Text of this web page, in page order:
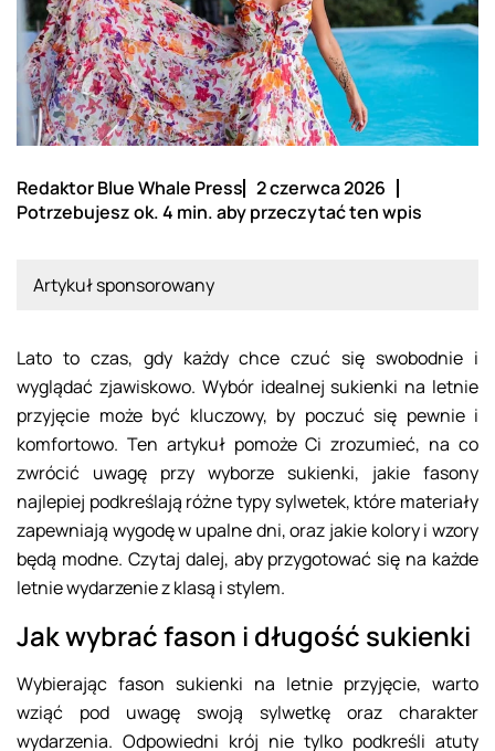
Redaktor Blue Whale Press 2 czerwca 2026
Potrzebujesz ok. 4 min. aby przeczytać ten wpis
Artykuł sponsorowany
Lato to czas, gdy każdy chce czuć się swobodnie i
wyglądać zjawiskowo. Wybór idealnej sukienki na letnie
przyjęcie może być kluczowy, by poczuć się pewnie i
komfortowo. Ten artykuł pomoże Ci zrozumieć, na co
zwrócić uwagę przy wyborze sukienki, jakie fasony
najlepiej podkreślają różne typy sylwetek, które materiały
zapewniają wygodę w upalne dni, oraz jakie kolory i wzory
będą modne. Czytaj dalej, aby przygotować się na każde
letnie wydarzenie z klasą i stylem.
Jak wybrać fason i długość sukienki
Wybierając fason sukienki na letnie przyjęcie, warto
wziąć pod uwagę swoją sylwetkę oraz charakter
wydarzenia. Odpowiedni krój nie tylko podkreśli atuty